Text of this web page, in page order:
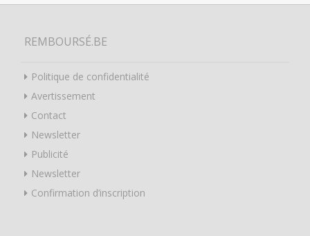
REMBOURSÉ.BE
Politique de confidentialité
Avertissement
Contact
Newsletter
Publicité
Newsletter
Confirmation d’inscription